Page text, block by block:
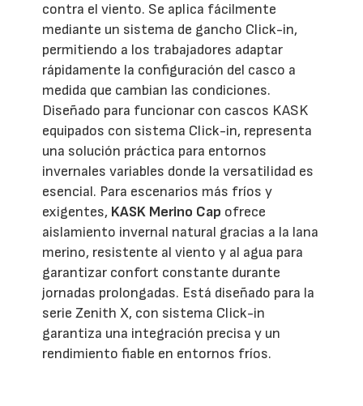
contra el viento. Se aplica fácilmente
mediante un sistema de gancho Click-in,
permitiendo a los trabajadores adaptar
rápidamente la configuración del casco a
medida que cambian las condiciones.
Diseñado para funcionar con cascos KASK
equipados con sistema Click-in, representa
una solución práctica para entornos
invernales variables donde la versatilidad es
esencial. Para escenarios más fríos y
exigentes, KASK Merino Cap ofrece
aislamiento invernal natural gracias a la lana
merino, resistente al viento y al agua para
garantizar confort constante durante
jornadas prolongadas. Está diseñado para la
serie Zenith X, con sistema Click-in
garantiza una integración precisa y un
rendimiento fiable en entornos fríos.